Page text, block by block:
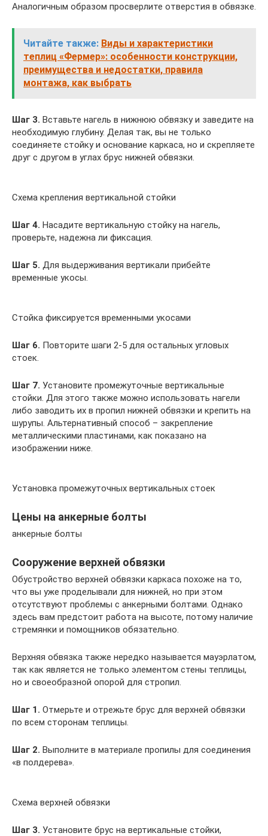
Аналогичным образом просверлите отверстия в обвязке.
Читайте также: Виды и характеристики
теплиц «Фермер»: особенности конструкции,
преимущества и недостатки, правила
монтажа, как выбрать
Шаг 3. Вставьте нагель в нижнюю обвязку и заведите на
необходимую глубину. Делая так, вы не только
соединяете стойку и основание каркаса, но и скрепляете
друг с другом в углах брус нижней обвязки.
Схема крепления вертикальной стойки
Шаг 4. Насадите вертикальную стойку на нагель,
проверьте, надежна ли фиксация.
Шаг 5. Для выдерживания вертикали прибейте
временные укосы.
Стойка фиксируется временными укосами
Шаг 6. Повторите шаги 2-5 для остальных угловых
стоек.
Шаг 7. Установите промежуточные вертикальные
стойки. Для этого также можно использовать нагели
либо заводить их в пропил нижней обвязки и крепить на
шурупы. Альтернативный способ – закрепление
металлическими пластинами, как показано на
изображении ниже.
Установка промежуточных вертикальных стоек
Цены на анкерные болты
анкерные болты
Сооружение верхней обвязки
Обустройство верхней обвязки каркаса похоже на то,
что вы уже проделывали для нижней, но при этом
отсутствуют проблемы с анкерными болтами. Однако
здесь вам предстоит работа на высоте, потому наличие
стремянки и помощников обязательно.
Верхняя обвязка также нередко называется мауэрлатом,
так как является не только элементом стены теплицы,
но и своеобразной опорой для стропил.
Шаг 1. Отмерьте и отрежьте брус для верхней обвязки
по всем сторонам теплицы.
Шаг 2. Выполните в материале пропилы для соединения
«в полдерева».
Схема верхней обвязки
Шаг 3. Установите брус на вертикальные стойки,